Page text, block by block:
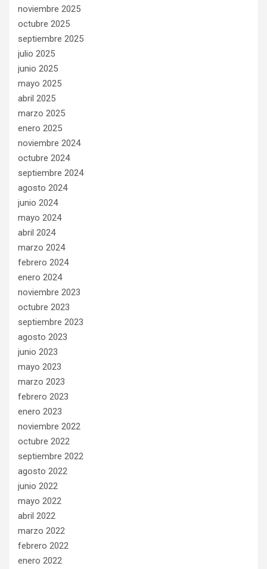
noviembre 2025
octubre 2025
septiembre 2025
julio 2025
junio 2025
mayo 2025
abril 2025
marzo 2025
enero 2025
noviembre 2024
octubre 2024
septiembre 2024
agosto 2024
junio 2024
mayo 2024
abril 2024
marzo 2024
febrero 2024
enero 2024
noviembre 2023
octubre 2023
septiembre 2023
agosto 2023
junio 2023
mayo 2023
marzo 2023
febrero 2023
enero 2023
noviembre 2022
octubre 2022
septiembre 2022
agosto 2022
junio 2022
mayo 2022
abril 2022
marzo 2022
febrero 2022
enero 2022